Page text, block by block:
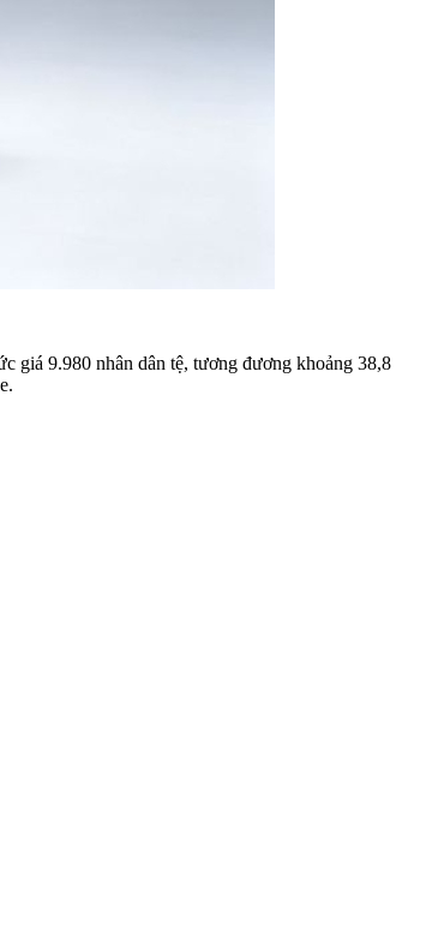
giá 9.980 nhân dân tệ, tương đương khoảng 38,8